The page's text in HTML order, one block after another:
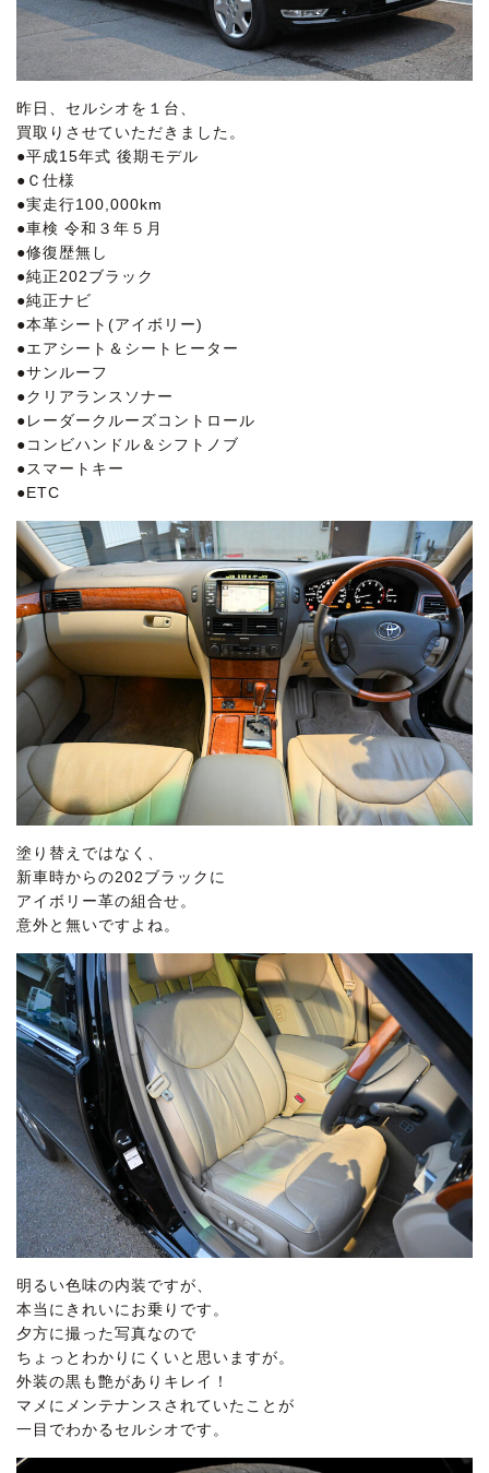
昨日、セルシオを１台、
買取りさせていただきました。
●平成15年式 後期モデル
●Ｃ仕様
●実走行100,000km
●車検 令和３年５月
●修復歴無し
●純正202ブラック
●純正ナビ
●本革シート(アイボリー)
●エアシート＆シートヒーター
●サンルーフ
●クリアランスソナー
●レーダークルーズコントロール
●コンビハンドル＆シフトノブ
●スマートキー
●ETC
塗り替えではなく、
新車時からの202ブラックに
アイボリー革の組合せ。
意外と無いですよね。
明るい色味の内装ですが、
本当にきれいにお乗りです。
夕方に撮った写真なので
ちょっとわかりにくいと思いますが。
外装の黒も艶がありキレイ！
マメにメンテナンスされていたことが
一目でわかるセルシオです。